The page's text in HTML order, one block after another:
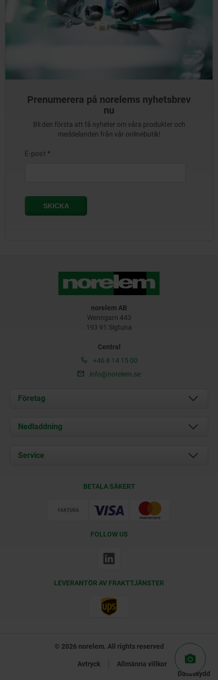
Prenumerera på norelems nyhetsbrev
nu
Bli den första att få nyheter om våra produkter och
meddelanden från vår onlinebutik!
norelem AB
Wenngarn 443
193 91 Sigtuna
Central
+46 8 14 15 00
info@norelem.se
Företag
Om oss
Kontakt
Nedladdning
Service
BETALA SÄKERT
FOLLOW US
LEVERANTÖR AV FRAKTTJÄNSTER
© 2026 norelem. All rights reserved
Avtryck
Allmänna villkor
Dataskydd